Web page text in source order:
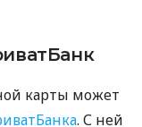
карты может
. С ней